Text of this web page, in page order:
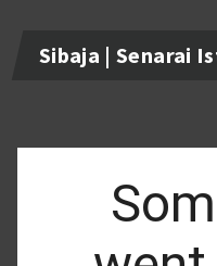
Sibaja | Senarai